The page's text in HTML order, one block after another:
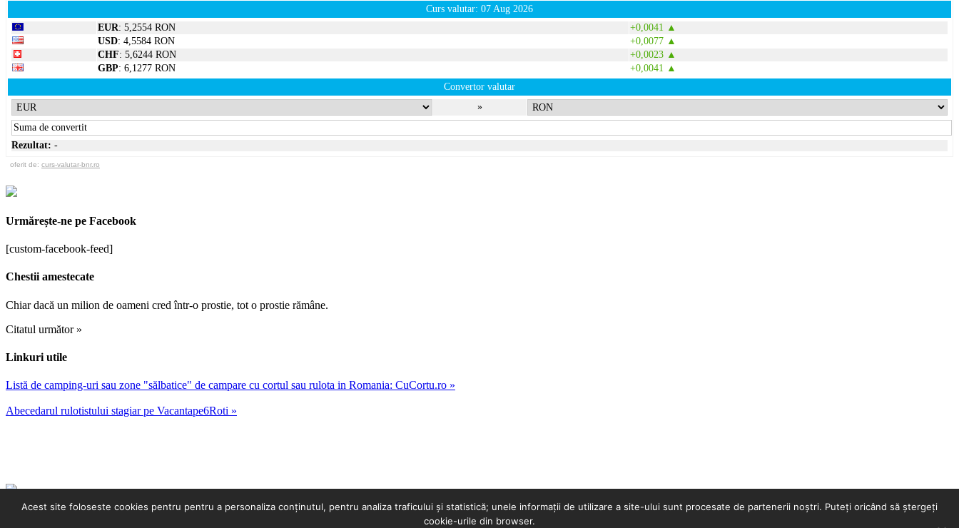
Curs valutar: 07 Aug 2026
EUR: 5,2554 RON
+0,0041 ▲
USD: 4,5584 RON
+0,0077 ▲
CHF: 5,6244 RON
+0,0023 ▲
GBP: 6,1277 RON
+0,0041 ▲
Convertor valutar
»
Rezultat: -
oferit de: curs-valutar-bnr.ro
Urmărește-ne pe Facebook
[custom-facebook-feed]
Chestii amestecate
Chiar dacă un milion de oameni cred într-o prostie, tot o prostie rămâne.
Citatul următor »
Linkuri utile
Listă de camping-uri sau zone "sălbatice" de campare cu cortul sau rulota in Romania: CuCortu.ro »
Abecedarul rulotistului stagiar pe Vacantape6Roti »
2016 FIXASA - un proiect WEBGROW.ro |WordPress ThemeVmag
Acest site foloseste cookies pentru pentru a personaliza conținutul, pentru analiza traficului și statistică; unele informații de utilizare a site-ului sunt procesate de partenerii noștri. Puteți oricând să ștergeți
cookie-urile din browser.